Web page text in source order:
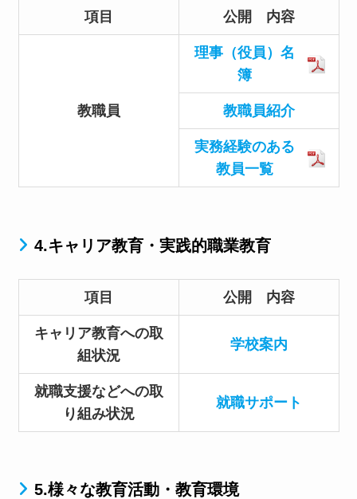
項目 公開 内容
教職員
理事（役員）名
簿
教職員紹介
実務経験のある
教員一覧
4.キャリア教育・実践的職業教育
項目 公開 内容
キャリア教育への取
組状況
学校案内
就職支援などへの取
り組み状況
就職サポート
5.様々な教育活動・教育環境